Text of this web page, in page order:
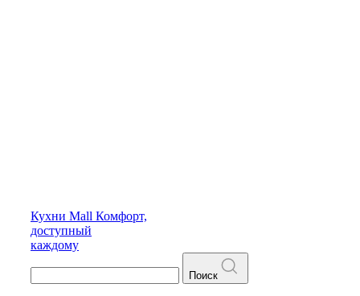
Кухни Mall Комфорт,
доступный
каждому
Поиск